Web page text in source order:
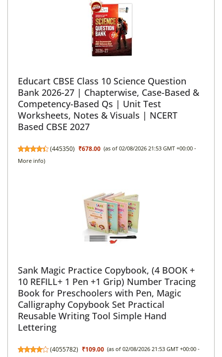
Educart CBSE Class 10 Science Question
Bank 2026-27 | Chapterwise, Case-Based &
Competency-Based Qs | Unit Test
Worksheets, Notes & Visuals | NCERT
Based CBSE 2027
(445350) ₹678.00 (as of 02/08/2026 21:53 GMT +00:00 -
More info)
Sank Magic Practice Copybook, (4 BOOK +
10 REFILL+ 1 Pen +1 Grip) Number Tracing
Book for Preschoolers with Pen, Magic
Calligraphy Copybook Set Practical
Reusable Writing Tool Simple Hand
Lettering
(4055782) ₹109.00 (as of 02/08/2026 21:53 GMT +00:00 -